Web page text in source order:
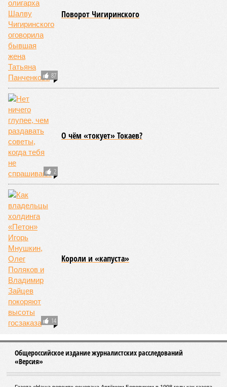
87
Поворот Чигиринского
2
О чём «токует» Токаев?
14
Kороли и «капуста»
Общероссийское издание журналистских расследований
«Версия»